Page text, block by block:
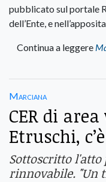
pubblicato sul portale
dell’Ente, e
Continua a leggere
Marciana
CER di
Etruschi,
Sottoscritto
rinnovabile. "Un